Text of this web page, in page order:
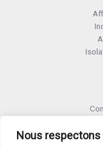
Nous respectons